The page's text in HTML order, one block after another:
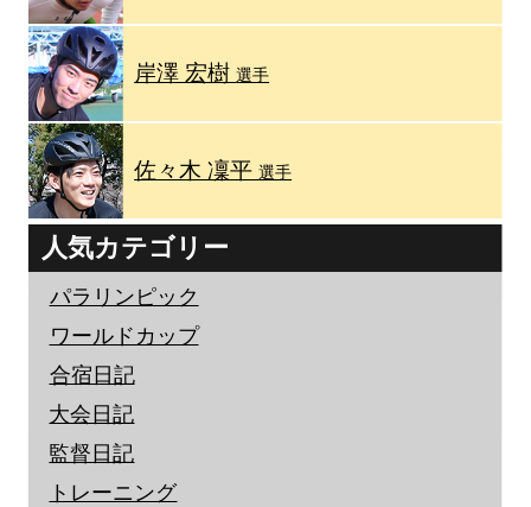
岸澤 宏樹選手
佐々木 凜平選手
人気カテゴリー
パラリンピック
ワールドカップ
合宿日記
大会日記
監督日記
トレーニング